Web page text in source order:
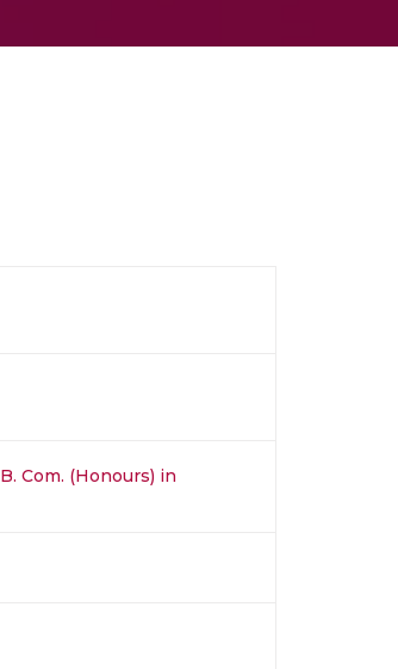
B. Com. (Honours) in